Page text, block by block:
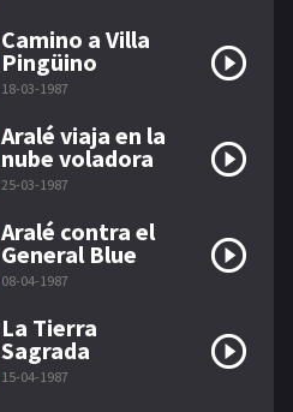
Camino a Villa
Pingüino
18-03-1987
Aralé viaja en la
nube voladora
25-03-1987
Aralé contra el
General Blue
08-04-1987
La Tierra
Sagrada
15-04-1987